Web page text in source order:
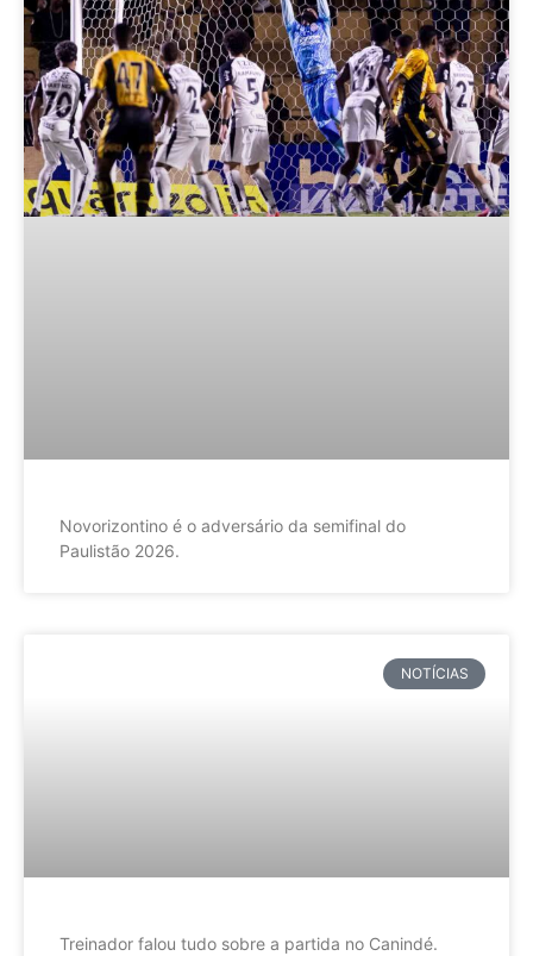
Novorizontino é o adversário da semifinal do
Paulistão 2026.
NOTÍCIAS
Treinador falou tudo sobre a partida no Canindé.